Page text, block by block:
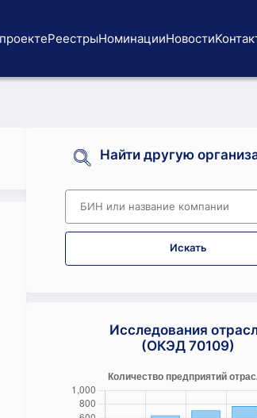
РеестрыНоминацииНовости
Найти другую
Искать
Исследования
(ОКЭД 70109)